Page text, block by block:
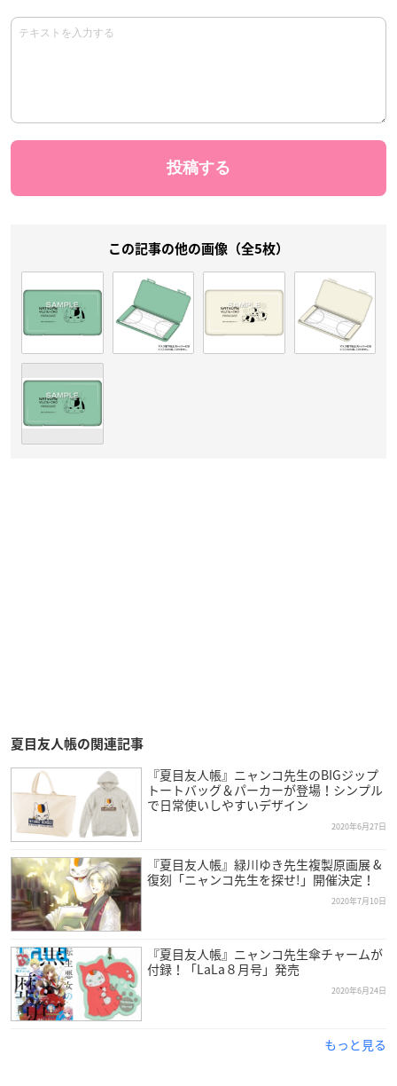
この記事の他の画像（全5枚）
夏目友人帳の関連記事
『夏目友人帳』ニャンコ先生のBIGジップ
トートバッグ＆パーカーが登場！シンプル
で日常使いしやすいデザイン
2020年6月27日
『夏目友人帳』緑川ゆき先生複製原画展 &
復刻「ニャンコ先生を探せ!」開催決定！
2020年7月10日
『夏目友人帳』ニャンコ先生傘チャームが
付録！「LaLa８月号」発売
2020年6月24日
もっと見る